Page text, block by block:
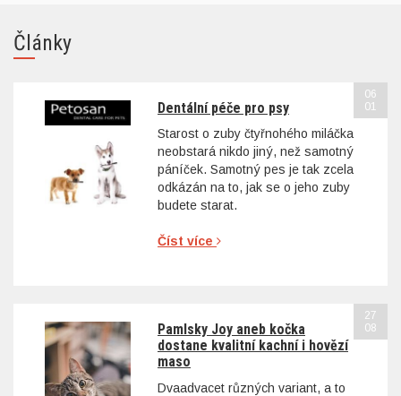
Články
Dentální péče pro psy
Starost o zuby čtyřnohého miláčka
neobstará nikdo jiný, než samotný
páníček. Samotný pes je tak zcela
odkázán na to, jak se o jeho zuby
budete starat.
Číst více
06
01
Pamlsky Joy aneb kočka
dostane kvalitní kachní i hovězí
maso
Dvaadvacet různých variant, a to
27
08